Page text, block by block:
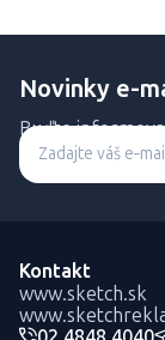
Novinky e-
Buďte
Kontakt
www.sketch.sk